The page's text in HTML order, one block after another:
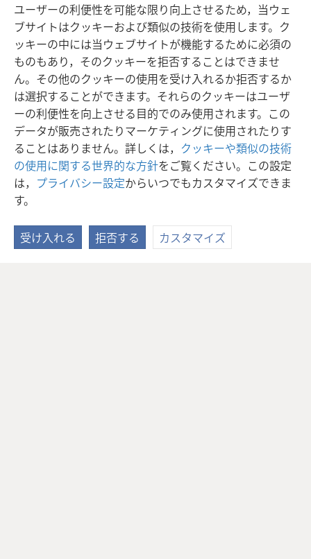
ユーザーの利便性を可能な限り向上させるため，当ウェ
ブサイトはクッキーおよび類似の技術を使用します。ク
ッキーの中には当ウェブサイトが機能するために必須の
ものもあり，そのクッキーを拒否することはできませ
ん。その他のクッキーの使用を受け入れるか拒否するか
は選択することができます。それらのクッキーはユーザ
ーの利便性を向上させる目的でのみ使用されます。この
データが販売されたりマーケティングに使用されたりす
ることはありません。詳しくは， クッキーや類似の技術
の使用に関する世界的な方針をご覧ください。この設定
は， プライバシー設定からいつでもカスタマイズできま
す。
受け入れる 拒否する カスタマイズ